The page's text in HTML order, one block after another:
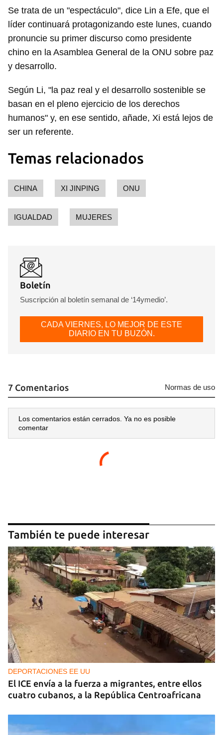
Se trata de un "espectáculo", dice Lin a Efe, que el
líder continuará protagonizando este lunes, cuando
pronuncie su primer discurso como presidente
chino en la Asamblea General de la ONU sobre paz
y desarrollo.
Según Li, "la paz real y el desarrollo sostenible se
basan en el pleno ejercicio de los derechos
humanos" y, en ese sentido, añade, Xi está lejos de
ser un referente.
Temas relacionados
CHINA XI JINPING ONU
IGUALDAD MUJERES
Boletín
Suscripción al boletín semanal de ‘14ymedio’.
CADA VIERNES, LO MEJOR DE ESTE
DIARIO EN TU BUZÓN.
7 Comentarios Normas de uso
Los comentarios están cerrados. Ya no es posible
comentar
También te puede interesar
DEPORTACIONES EE UU
El ICE envía a la fuerza a migrantes, entre ellos
cuatro cubanos, a la República Centroafricana